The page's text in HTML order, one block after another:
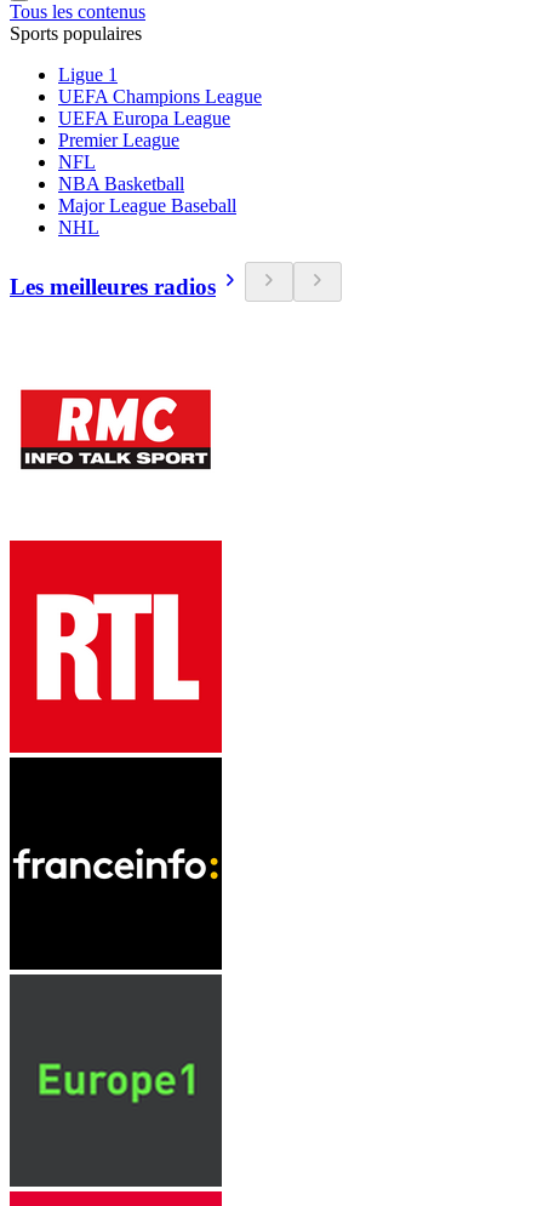
Tous les contenus
Sports populaires
Ligue 1
UEFA Champions League
UEFA Europa League
Premier League
NFL
NBA Basketball
Major League Baseball
NHL
Les meilleures radios